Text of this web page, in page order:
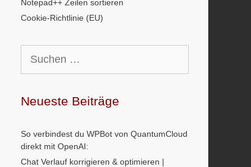
Notepad++ Zeilen sortieren
Cookie-Richtlinie (EU)
nach:
Neueste Beiträge
So verbindest du WPBot von QuantumCloud
direkt mit OpenAI:
Chat Verlauf korrigieren & optimieren |